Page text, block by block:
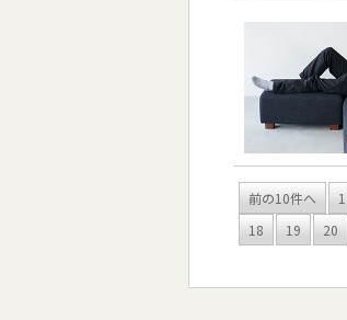
前の10件へ 1
18
19 20